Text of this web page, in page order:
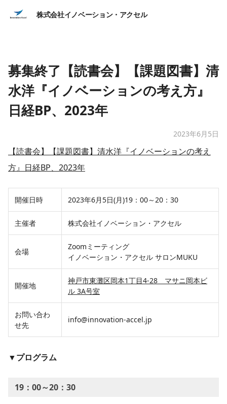
株式会社イノベーション・アクセル
募集終了【読書会】【課題図書】清
水洋『イノベーションの考え方』
日経BP、2023年
2023年6月5日
【読書会】【課題図書】清水洋『イノベーションの考え
方』日経BP、2023年
開催日時 2023年6月5日(月)19：00～20：30
主催者 株式会社イノベーション・アクセル
会場
Zoomミーティング
イノベーション・アクセル サロンMUKU
開催地
神戸市東灘区岡本1丁目4-28 マサニ岡本ビ
ル 3A号室
お問い合わ
せ先
info@innovation-accel.jp
▼プログラム
19：00～20：30